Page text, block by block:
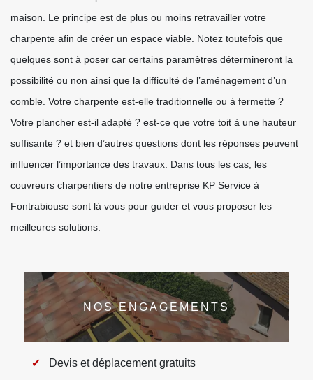
maison. Le principe est de plus ou moins retravailler votre
charpente afin de créer un espace viable. Notez toutefois que
quelques sont à poser car certains paramètres détermineront la
possibilité ou non ainsi que la difficulté de l’aménagement d’un
comble. Votre charpente est-elle traditionnelle ou à fermette ?
Votre plancher est-il adapté ? est-ce que votre toit à une hauteur
suffisante ? et bien d’autres questions dont les réponses peuvent
influencer l’importance des travaux. Dans tous les cas, les
couvreurs charpentiers de notre entreprise KP Service à
Fontrabiouse sont là vous pour guider et vous proposer les
meilleures solutions.
NOS ENGAGEMENTS
Devis et déplacement gratuits